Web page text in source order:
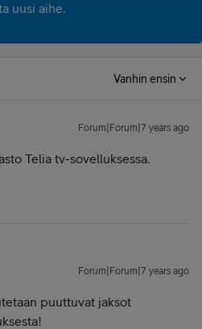
uusi aihe.
Vanhin ensin
Forum|Forum|7 years ago
Telia tv-sovelluksessa.
Forum|Forum|7 years ago
puuttuvat jaksot